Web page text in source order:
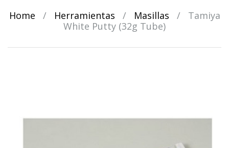
Home / Herramientas / Masillas /
Tamiya
White Putty (32g Tube)